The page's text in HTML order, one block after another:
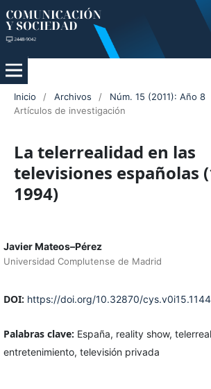
Inicio / Archivos / Núm. 15 (2011): Año 8
Artículos de investigación
La telerrealidad en las
televisiones españolas
1994)
Javier Mateos–Pérez
Universidad Complutense de Madrid
DOI: https://doi.org/10.32870/cys.v0i15.1144
Palabras clave: España, reality show,
entretenimiento, televisión privada